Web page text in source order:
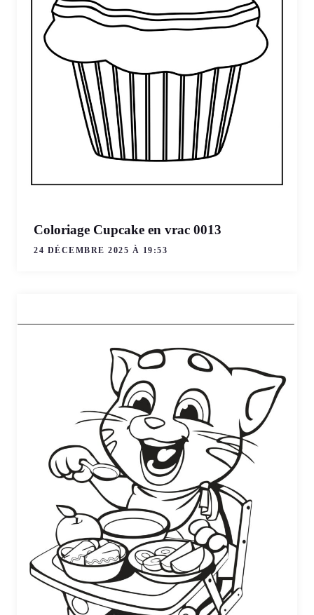
Coloriage Cupcake en vrac 0013
24 DÉCEMBRE 2025 À 19:53